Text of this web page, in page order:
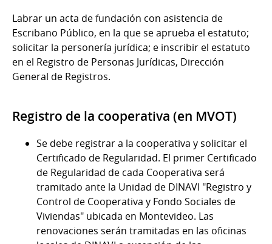
Labrar un acta de fundación con asistencia de
Escribano Público, en la que se aprueba el estatuto;
solicitar la personería jurídica; e inscribir el estatuto
en el Registro de Personas Jurídicas, Dirección
General de Registros.
Registro de la cooperativa (en MVOT)
Se debe registrar a la cooperativa y solicitar el
Certificado de Regularidad. El primer Certificado
de Regularidad de cada Cooperativa será
tramitado ante la Unidad de DINAVI "Registro y
Control de Cooperativa y Fondo Sociales de
Viviendas" ubicada en Montevideo. Las
renovaciones serán tramitadas en las oficinas